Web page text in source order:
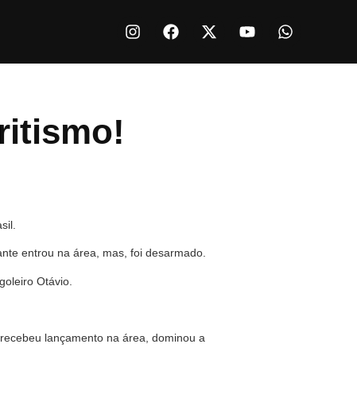
entrou na área, mas, foi desarmado.
Otávio.
lançamento na área, dominou a